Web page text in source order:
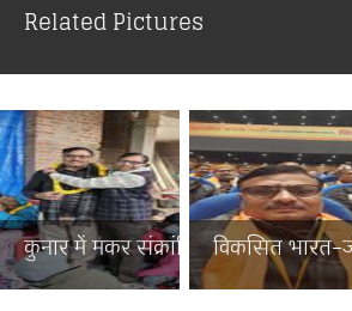
Related Pictures
कुनार में मकर संक्रांति पर...विकसित